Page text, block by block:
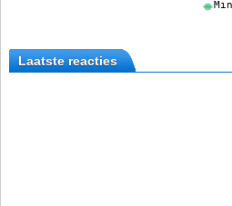
Laatste reacties